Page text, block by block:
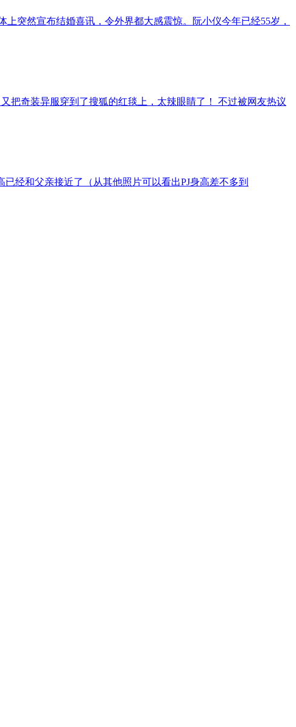
突然宣布结婚喜讯，令外界都大感震惊。阮小仪今年已经55岁，
把奇装异服穿到了搜狐的红毯上，太辣眼睛了！ 不过被网友热议
经和父亲接近了（从其他照片可以看出PJ身高差不多到